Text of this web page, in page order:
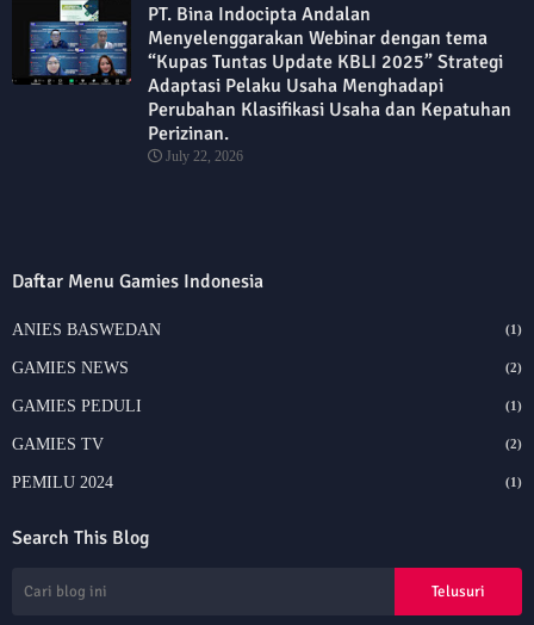
PT. Bina Indocipta Andalan
Menyelenggarakan Webinar dengan tema
“Kupas Tuntas Update KBLI 2025” Strategi
Adaptasi Pelaku Usaha Menghadapi
Perubahan Klasifikasi Usaha dan Kepatuhan
Perizinan.
July 22, 2026
Daftar Menu Gamies Indonesia
ANIES BASWEDAN (1)
GAMIES NEWS (2)
GAMIES PEDULI (1)
GAMIES TV (2)
PEMILU 2024 (1)
Search This Blog